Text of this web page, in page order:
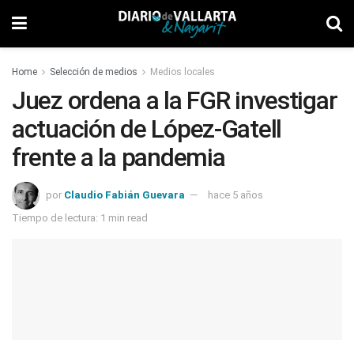
Home Selección de medios Medios locales
Juez ordena a la FGR investigar
actuación de López-Gatell
frente a la pandemia
por Claudio Fabián Guevara
hace 5 años
Tiempo de lectura: 1 min read